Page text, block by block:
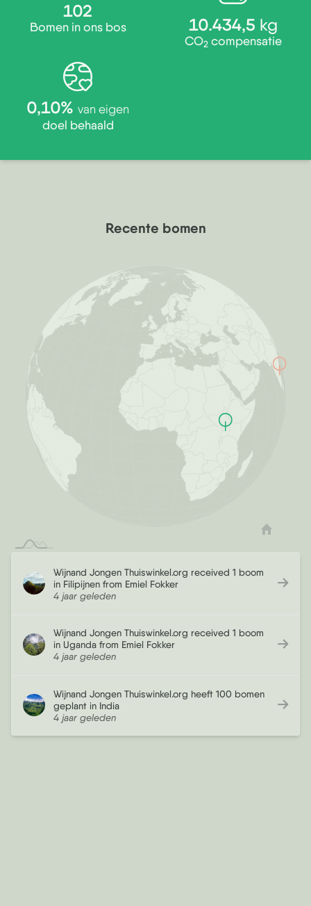
102
Bomen in ons bos 10.434,5 kg
CO2 compensatie
0,10% van eigen
doel behaald
Wijnand Jongen Thuiswinkel.org received 1 boom
in Filipijnen from Emiel Fokker
4 jaar geleden
Wijnand Jongen Thuiswinkel.org received 1 boom
in Uganda from Emiel Fokker
4 jaar geleden
Wijnand Jongen Thuiswinkel.org heeft 100 bomen
geplant in India
4 jaar geleden
Recente bomen